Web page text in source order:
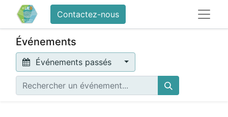
Contactez-nous
Événements
Événements passés